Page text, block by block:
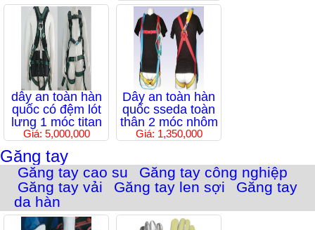
dây an toàn hàn
quốc có đệm lót
lưng 1 móc titan
Giá: 5,000,000
Dây an toàn hàn
quốc sseda toàn
thân 2 móc nhôm
Giá: 1,350,000
Găng tay
Găng tay cao su
Găng tay công nghiệp
Găng tay vải
Găng tay len sợi
Găng tay
da hàn